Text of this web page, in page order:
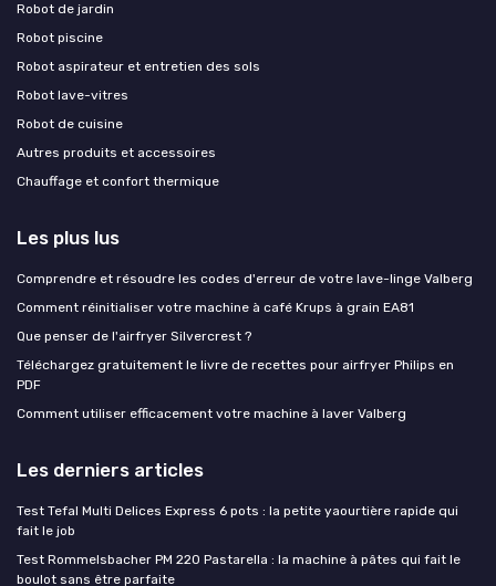
Robot de jardin
Robot piscine
Robot aspirateur et entretien des sols
Robot lave-vitres
Robot de cuisine
Autres produits et accessoires
Chauffage et confort thermique
Les plus lus
Comprendre et résoudre les codes d'erreur de votre lave-linge Valberg
Comment réinitialiser votre machine à café Krups à grain EA81
Que penser de l'airfryer Silvercrest ?
Téléchargez gratuitement le livre de recettes pour airfryer Philips en
PDF
Comment utiliser efficacement votre machine à laver Valberg
Les derniers articles
Test Tefal Multi Delices Express 6 pots : la petite yaourtière rapide qui
fait le job
Test Rommelsbacher PM 220 Pastarella : la machine à pâtes qui fait le
boulot sans être parfaite